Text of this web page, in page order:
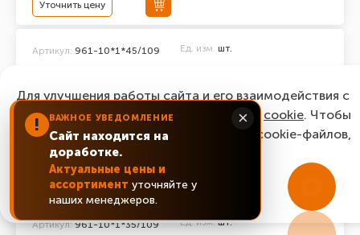
Уточнить цену
Артикул: 961-10*1*45/109 Ед. изм. шт.
последняя цена:
46.06 ₽
Уточнить цену
Артикул: 961-10*1*35/109 Ед. изм. шт.
! ВАЖНОЕ УВЕДОМЛЕНИЕ
Сайт находится на
доработке.
Актуальные цены и
ассортимент уточняйте у
наших менеджеров.
×
Для улучшения работы сайта и его взаимодействия с
пользователями мы используем файлы cookie. Чтобы
согласиться с нашим использованием cookie-файлов,
нажмите “Ок, понятно!”
ОК, понятно!